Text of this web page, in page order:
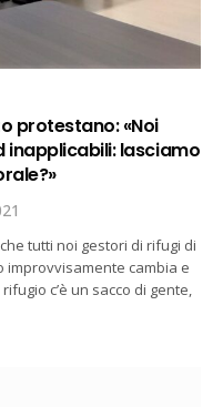
protestano: «Noi
inapplicabili: lasciamo
tutti noi gestori di rifugi di
improvvisamente cambia e
c’è un sacco di gente,